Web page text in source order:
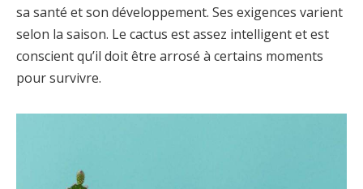
sa santé et son développement. Ses exigences varient
selon la saison. Le cactus est assez intelligent et est
conscient qu’il doit être arrosé à certains moments
pour survivre.